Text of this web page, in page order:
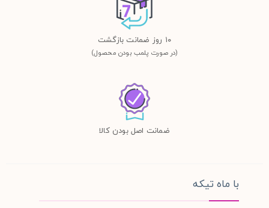
١٠ روز ضمانت بازگشت
(در صورت پلمب بودن محصول)
ضمانت اصل بودن کالا
با ماه تیکه